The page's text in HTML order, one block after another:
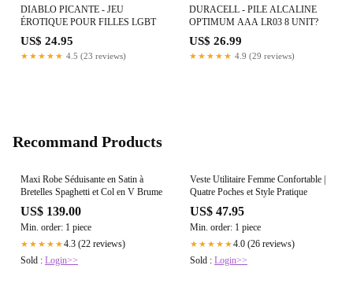
DIABLO PICANTE - JEU
ÉROTIQUE POUR FILLES LGBT
US$ 24.95
★★★★★ 4.5 (23 reviews)
DURACELL - PILE ALCALINE
OPTIMUM AAA LR03 8 UNIT?
US$ 26.99
★★★★★ 4.9 (29 reviews)
Recommand Products
Maxi Robe Séduisante en Satin à
Bretelles Spaghetti et Col en V Brume
US$ 139.00
Min. order: 1 piece
★★★★★4.3 (22 reviews)
Sold : Login>>
Veste Utilitaire Femme Confortable |
Quatre Poches et Style Pratique
US$ 47.95
Min. order: 1 piece
★★★★★4.0 (26 reviews)
Sold : Login>>